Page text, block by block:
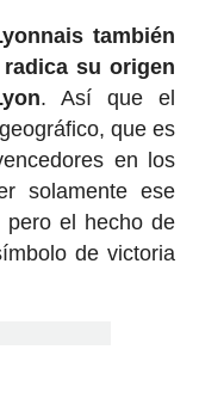
también
su origen
. Así que el
que es
en los
solamente ese
pero el hecho de
de victoria